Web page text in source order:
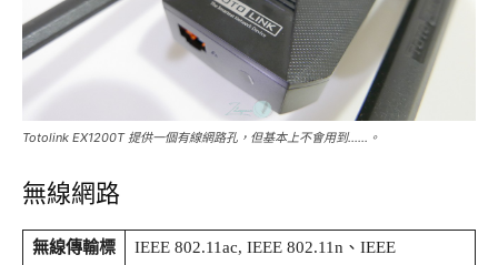
Totolink EX1200T 提供一個有線網路孔，但基本上不會用到……。
無線網路
無線傳輸標
IEEE 802.11ac, IEEE 802.11n、IEEE